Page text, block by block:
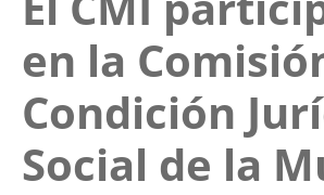
en la
Condición
Social de la